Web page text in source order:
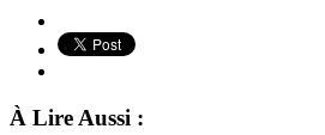
À Lire Aussi :